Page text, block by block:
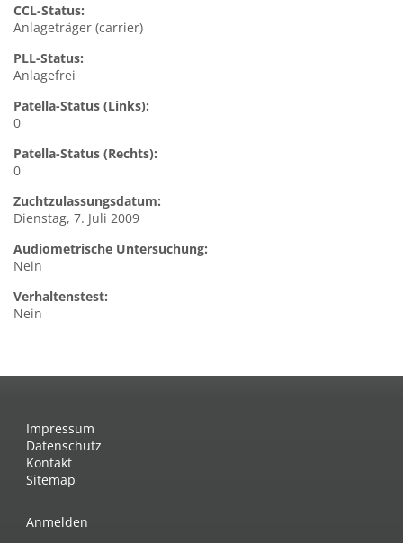
CCL-Status:
Anlageträger (carrier)
PLL-Status:
Anlagefrei
Patella-Status (Links):
0
Patella-Status (Rechts):
0
Zuchtzulassungsdatum:
Dienstag, 7. Juli 2009
Audiometrische Untersuchung:
Nein
Verhaltenstest:
Nein
Impressum
Datenschutz
Kontakt
Sitemap
Anmelden